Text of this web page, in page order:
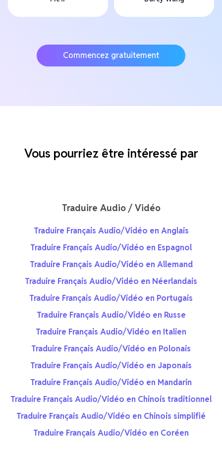
Commencez gratuitement
Vous pourriez être intéressé par
Traduire Audio / Vidéo
Traduire Français Audio/Vidéo en Anglais
Traduire Français Audio/Vidéo en Espagnol
Traduire Français Audio/Vidéo en Allemand
Traduire Français Audio/Vidéo en Néerlandais
Traduire Français Audio/Vidéo en Portugais
Traduire Français Audio/Vidéo en Russe
Traduire Français Audio/Vidéo en Italien
Traduire Français Audio/Vidéo en Polonais
Traduire Français Audio/Vidéo en Japonais
Traduire Français Audio/Vidéo en Mandarin
Traduire Français Audio/Vidéo en Chinois traditionnel
Traduire Français Audio/Vidéo en Chinois simplifié
Traduire Français Audio/Vidéo en Coréen